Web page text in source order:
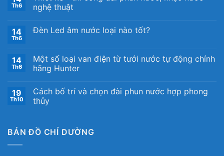
Th6
nghệ thuật
14
Th6
Đèn Led âm nước loại nào tốt?
14
Th6
Một số loại van điện từ tưới nước tự động chính
hãng Hunter
19
Th10
Cách bố trí và chọn đài phun nước hợp phong
thủy
BẢN ĐỒ CHỈ DƯỜNG